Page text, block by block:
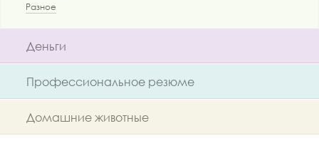
Разное
Деньги
Профессиональное резюме
Домашние животные